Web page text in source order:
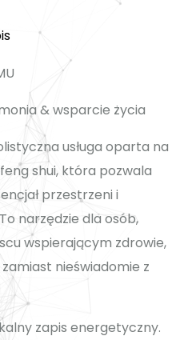
& wsparcie życia
usługa oparta na
shui, która pozwala
przestrzeni i
narzędzie dla osób,
wspierającym zdrowie,
nieświadomie z
zapis energetyczny.